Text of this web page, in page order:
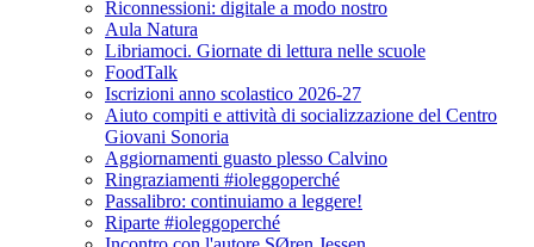
Riconnessioni: digitale a modo nostro
Aula Natura
Libriamoci. Giornate di lettura nelle scuole
FoodTalk
Iscrizioni anno scolastico 2026-27
Aiuto compiti e attività di socializzazione del Centro
Giovani Sonoria
Aggiornamenti guasto plesso Calvino
Ringraziamenti #ioleggoperché
Passalibro: continuiamo a leggere!
Riparte #ioleggoperché